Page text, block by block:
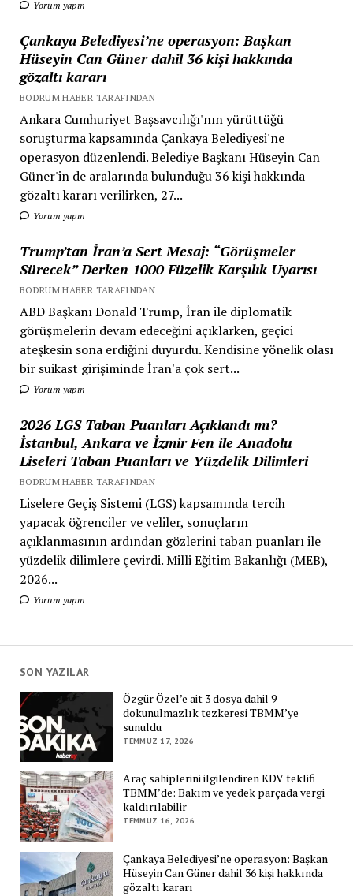
Yorum yapın
Çankaya Belediyesi’ne operasyon: Başkan
Hüseyin Can Güner dahil 36 kişi hakkında
gözaltı kararı
BODRUM HABER TARAFINDAN
Ankara Cumhuriyet Başsavcılığı'nın yürüttüğü
soruşturma kapsamında Çankaya Belediyesi'ne
operasyon düzenlendi. Belediye Başkanı Hüseyin Can
Güner'in de aralarında bulunduğu 36 kişi hakkında
gözaltı kararı verilirken, 27...
Yorum yapın
Trump’tan İran’a Sert Mesaj: “Görüşmeler
Sürecek” Derken 1000 Füzelik Karşılık Uyarısı
BODRUM HABER TARAFINDAN
ABD Başkanı Donald Trump, İran ile diplomatik
görüşmelerin devam edeceğini açıklarken, geçici
ateşkesin sona erdiğini duyurdu. Kendisine yönelik olası
bir suikast girişiminde İran'a çok sert...
Yorum yapın
2026 LGS Taban Puanları Açıklandı mı?
İstanbul, Ankara ve İzmir Fen ile Anadolu
Liseleri Taban Puanları ve Yüzdelik Dilimleri
BODRUM HABER TARAFINDAN
Liselere Geçiş Sistemi (LGS) kapsamında tercih
yapacak öğrenciler ve veliler, sonuçların
açıklanmasının ardından gözlerini taban puanları ile
yüzdelik dilimlere çevirdi. Milli Eğitim Bakanlığı (MEB),
2026...
Yorum yapın
SON YAZILAR
Özgür Özel’e ait 3 dosya dahil 9
dokunulmazlık tezkeresi TBMM’ye
sunuldu
TEMMUZ 17, 2026
Araç sahiplerini ilgilendiren KDV teklifi
TBMM’de: Bakım ve yedek parçada vergi
kaldırılabilir
TEMMUZ 16, 2026
Çankaya Belediyesi’ne operasyon: Başkan
Hüseyin Can Güner dahil 36 kişi hakkında
gözaltı kararı